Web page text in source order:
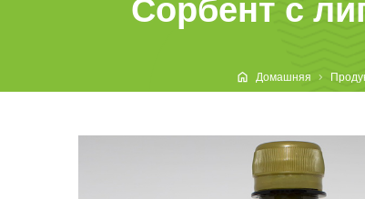
Домашняя